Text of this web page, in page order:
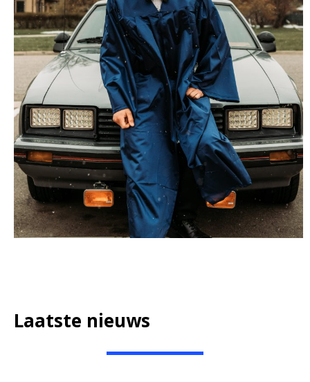
Laatste nieuws